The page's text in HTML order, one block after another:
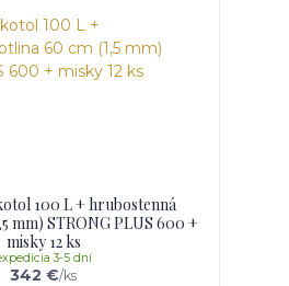
100 L + hrubostenná
mm) STRONG PLUS 600 +
misky 12 ks
342 €/ks
3-5 dní